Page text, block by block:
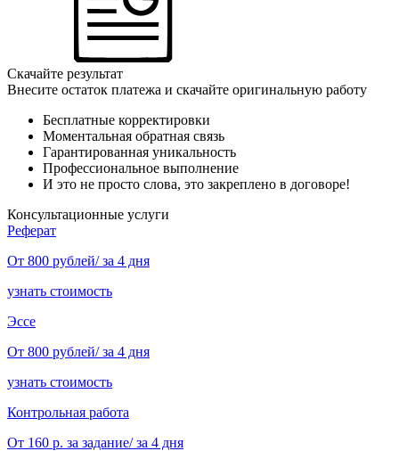
Скачайте результат
Внесите остаток платежа и скачайте оригинальную работу
Бесплатные корректировки
Моментальная обратная связь
Гарантированная уникальность
Профессиональное выполнение
И это не просто слова, это закреплено в договоре!
Консультационные услуги
Реферат
От 800 рублей/ за 4 дня
узнать стоимость
Эссе
От 800 рублей/ за 4 дня
узнать стоимость
Контрольная работа
От 160 р. за задание/ за 4 дня